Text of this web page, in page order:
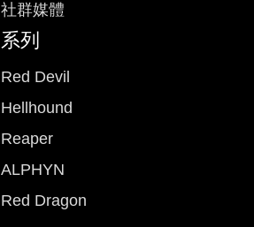
社群媒體
系列
Red Devil
Hellhound
Reaper
ALPHYN
Red Dragon